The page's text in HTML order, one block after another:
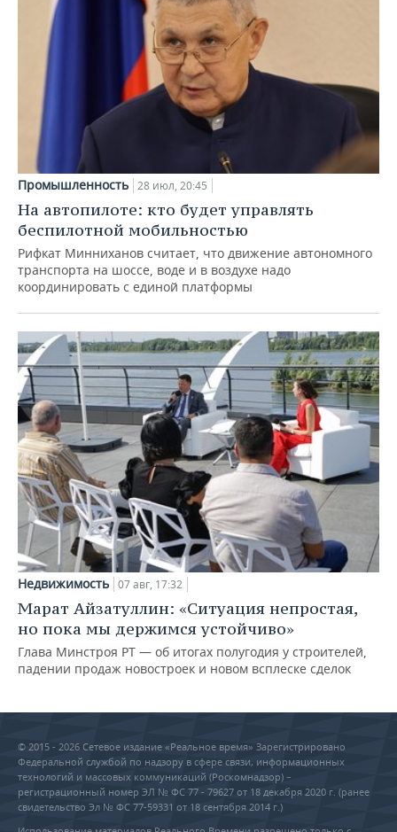
Промышленность 28 июл, 20:45
На автопилоте: кто будет управлять
беспилотной мобильностью
Рифкат Минниханов считает, что движение автономного
транспорта на шоссе, воде и в воздухе надо
координировать с единой платформы
Недвижимость 07 авг, 17:32
Марат Айзатуллин: «Ситуация непростая,
но пока мы держимся устойчиво»
Глава Минстроя РТ — об итогах полугодия у строителей,
падении продаж новостроек и новом всплеске сделок
© 2015 - 2026 Сетевое издание «Реальное время» Зарегистрировано
Федеральной службой по надзору в сфере связи, информационных
технологий и массовых коммуникаций (Роскомнадзор) –
регистрационный номер ЭЛ № ФС 77 - 79627 от 18 декабря 2020 г. (ранее
свидетельство Эл № ФС 77-59331 от 18 сентября 2014 г.)